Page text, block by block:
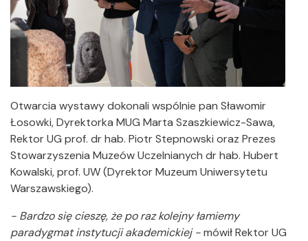
Otwarcia wystawy dokonali wspólnie pan Sławomir
Łosowki, Dyrektorka MUG Marta Szaszkiewicz-Sawa,
Rektor UG prof. dr hab. Piotr Stepnowski oraz Prezes
Stowarzyszenia Muzeów Uczelnianych dr hab. Hubert
Kowalski, prof. UW (Dyrektor Muzeum Uniwersytetu
Warszawskiego).
- Bardzo się cieszę, że po raz kolejny łamiemy
paradygmat instytucji akademickiej -mówił Rektor UG